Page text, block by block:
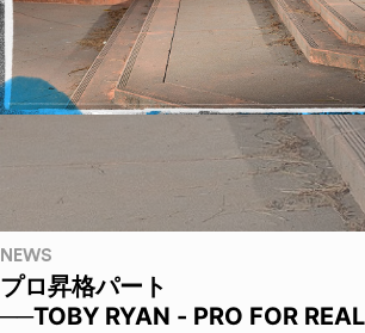
NEWS
プロ昇格パート
──TOBY RYAN - PRO FOR REAL